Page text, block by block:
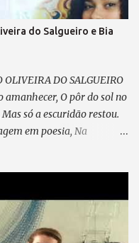
do Salgueiro e Bia
DO SALGUEIRO
amanhecer, O pôr do sol no
só a escuridão restou.
em poesia, Na
do que qualquer olhar. Há
seu despertar. No
a luz a lhe guiar.